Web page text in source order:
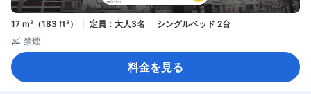
17 m²（183 ft²） 定員：大人3名
シングルベッド 2台
禁煙
料金を見る